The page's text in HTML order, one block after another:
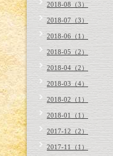
2018-08（3）
2018-07（3）
2018-06（1）
2018-05（2）
2018-04（2）
2018-03（4）
2018-02（1）
2018-01（1）
2017-12（2）
2017-11（1）